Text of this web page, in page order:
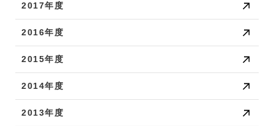
2017年度
2016年度
2015年度
2014年度
2013年度